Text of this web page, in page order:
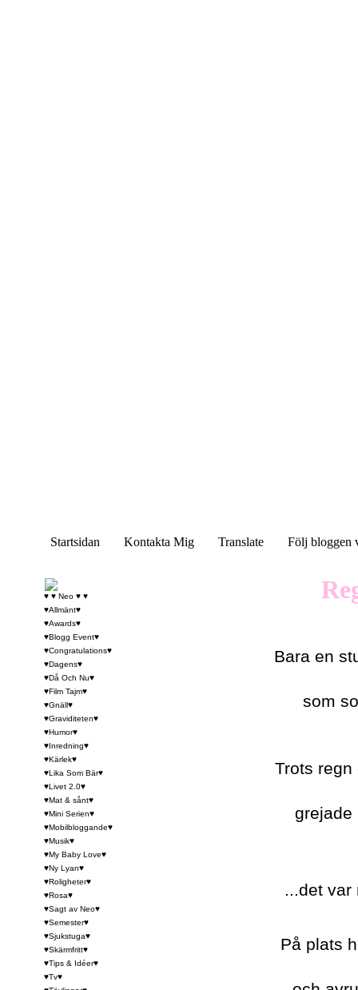
Startsidan Kontakta Mig Translate Följ bloggen
Bara en
som
Trots
grejade
...det
På plats
♥ ♥ Neo ♥ ♥
♥Allmänt♥
♥Awards♥
♥Blogg Event♥
♥Congratulations♥
♥Dagens♥
♥Då Och Nu♥
♥Film Tajm♥
♥Gnäll♥
♥Graviditeten♥
♥Humor♥
♥Inredning♥
♥Kärlek♥
♥Lika Som Bär♥
♥Livet 2.0♥
♥Mat & sånt♥
♥Mini Serien♥
♥Mobilbloggande♥
♥Musik♥
♥My Baby Love♥
♥Ny Lyan♥
♥Roligheter♥
♥Rosa♥
♥Sagt av Neo♥
♥Semester♥
♥Sjukstuga♥
♥Skärmfritt♥
♥Tips & Idéer♥
♥Tv♥